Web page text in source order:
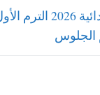
استعلم عن نتيجة الشهادة
الجلوس